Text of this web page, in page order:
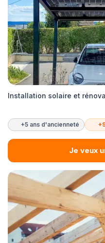
Installation solaire et
+5 ans d'ancienneté
Je veux